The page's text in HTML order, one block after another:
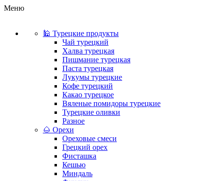
Меню
🕌 Турецкие продукты
Чай турецкий
Халва турецкая
Пишмание турецкая
Паста турецкая
Лукумы турецкие
Кофе турецкий
Какао турецкое
Вяленые помидоры турецкие
Турецкие оливки
Разное
🌰 Орехи
Ореховые смеси
Грецкий орех
Фисташка
Кешью
Миндаль